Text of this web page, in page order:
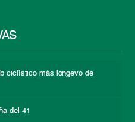
ciclístico más longevo de
del 41